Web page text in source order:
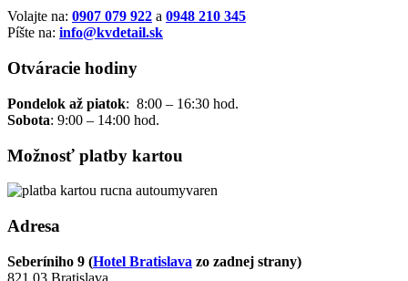
Volajte na: 0907 079 922 a 0948 210 345
Píšte na: info@kvdetail.sk
Otváracie hodiny
Pondelok až piatok: 8:00 – 16:30 hod.
Sobota: 9:00 – 14:00 hod.
Možnosť platby kartou
Adresa
Seberíniho 9 (Hotel Bratislava zo zadnej strany)
821 03 Bratislava